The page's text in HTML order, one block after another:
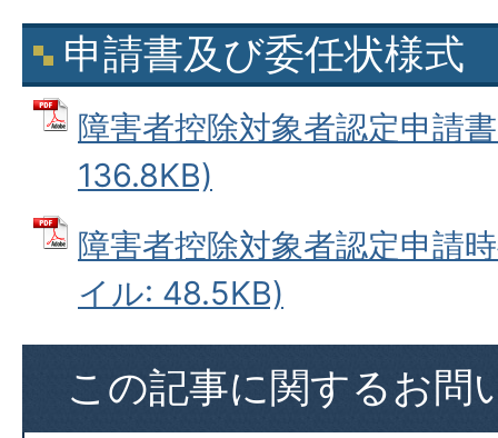
申請書及び委任状様式
障害者控除対象者認定申請
136.8KB)
障害者控除対象者認定申請
イル: 48.5KB)
この記事に関するお問